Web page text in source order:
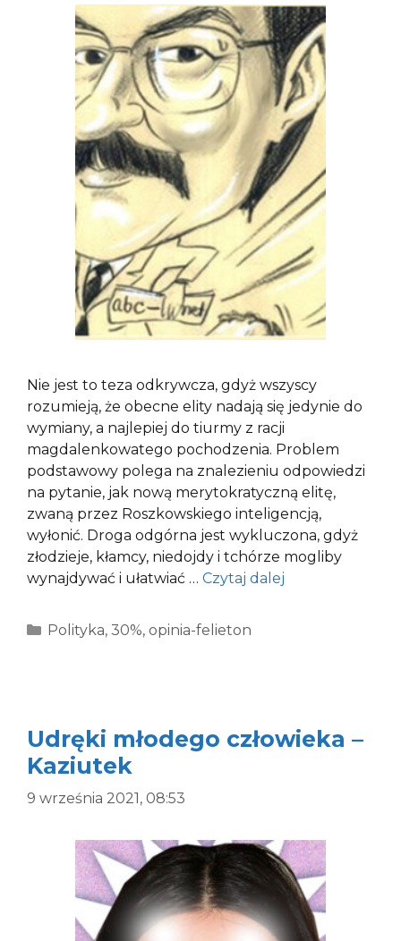
Nie jest to teza odkrywcza, gdyż wszyscy
rozumieją, że obecne elity nadają się jedynie do
wymiany, a najlepiej do tiurmy z racji
magdalenkowatego pochodzenia. Problem
podstawowy polega na znalezieniu odpowiedzi
na pytanie, jak nową merytokratyczną elitę,
zwaną przez Roszkowskiego inteligencją,
wyłonić. Droga odgórna jest wykluczona, gdyż
złodzieje, kłamcy, niedojdy i tchórze mogliby
wynajdywać i ułatwiać … Czytaj dalej
Kategorie
Polityka, 30%, opinia-felieton
Udręki młodego człowieka –
Kaziutek
9 września 2021, 08:53